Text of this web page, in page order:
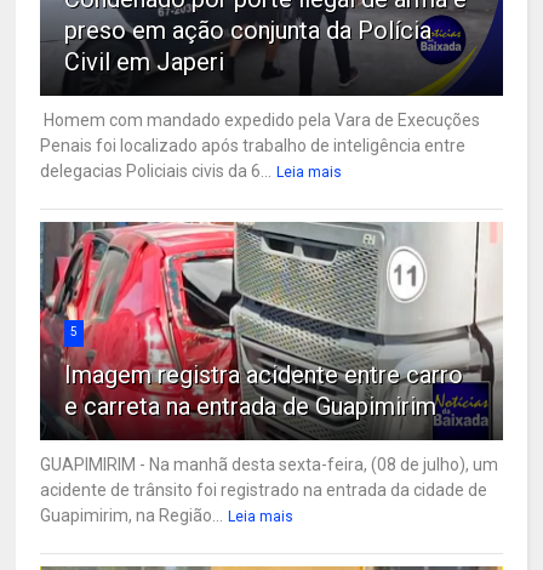
preso em ação conjunta da Polícia
Civil em Japeri
Homem com mandado expedido pela Vara de Execuções
Penais foi localizado após trabalho de inteligência entre
delegacias Policiais civis da 6...
Leia mais
5
Imagem registra acidente entre carro
e carreta na entrada de Guapimirim
GUAPIMIRIM - Na manhã desta sexta-feira, (08 de julho), um
acidente de trânsito foi registrado na entrada da cidade de
Guapimirim, na Região...
Leia mais